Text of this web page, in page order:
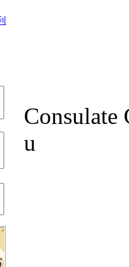
Consulate
u